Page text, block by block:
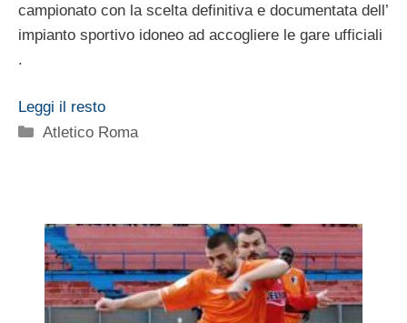
campionato con la scelta definitiva e documentata dell’
impianto sportivo idoneo ad accogliere le gare ufficiali
.
Leggi il resto
Categorie
Atletico Roma